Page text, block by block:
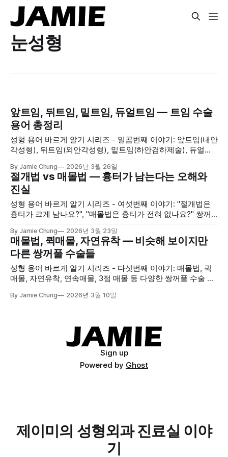
눈성형
앞트임, 뒤트임, 밑트임, 듀얼트임 — 트임 수술
용어 총정리
성형 용어 바르게 알기 시리즈 - 일곱번째 이야기: 앞트임(내안
각성형), 뒤트임(외안각성형), 밑트임(하안검하제술), 듀얼트
By Jamie Chung 2026년 3월 26일
절개법 vs 매몰법 — 흉터가 남는다는 오해와
진실
성형 용어 바르게 알기 시리즈 - 여섯번째 이야기: "절개법은
흉터가 크게 남나요?", "매몰법은 흉터가 전혀 없나요?" 쌍꺼
절개법과 매몰법에 대해 정기호 원장이 알기쉽게 설명해드립
니다.
By Jamie Chung 2026년 3월 23일
매몰법, 퀵매몰, 자연유착 — 비슷해 보이지만
다른 쌍꺼풀 수술들
성형 용어 바르게 알기 시리즈 - 다섯번째 이야기: 매몰법, 퀵
매몰, 자연유착, 연속매몰, 3점 매몰 등 다양한 쌍꺼풀 수술 이
By Jamie Chung 2026년 3월 10일
Sign up
Powered by Ghost
제이미의 성형외과 진료실 이야
기